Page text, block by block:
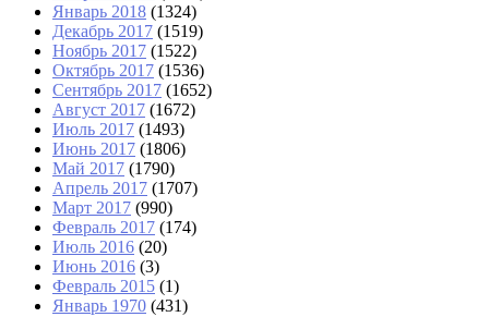
Январь 2018 (1324)
Декабрь 2017 (1519)
Ноябрь 2017 (1522)
Октябрь 2017 (1536)
Сентябрь 2017 (1652)
Август 2017 (1672)
Июль 2017 (1493)
Июнь 2017 (1806)
Май 2017 (1790)
Апрель 2017 (1707)
Март 2017 (990)
Февраль 2017 (174)
Июль 2016 (20)
Июнь 2016 (3)
Февраль 2015 (1)
Январь 1970 (431)